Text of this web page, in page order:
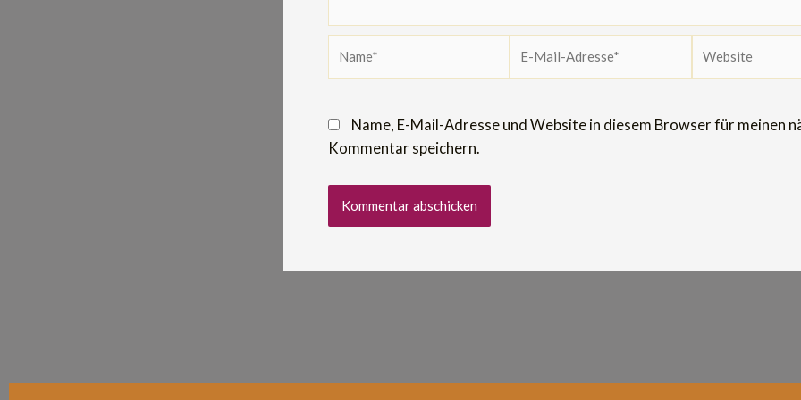
Name, E-Mail-Adresse und Website in diesem Browser für meinen
Kommentar speichern.